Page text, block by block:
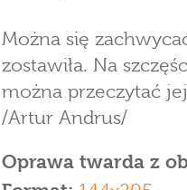
Można się
zostawiła. Na
można przeczytać
/Artur Andrus/
Oprawa twarda z